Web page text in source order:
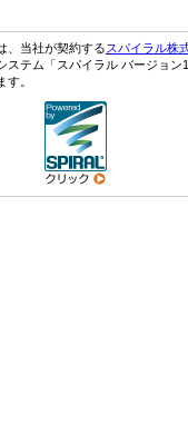
、当社が契約するスパイラル株
ステム「スパイラル バージョン
す。